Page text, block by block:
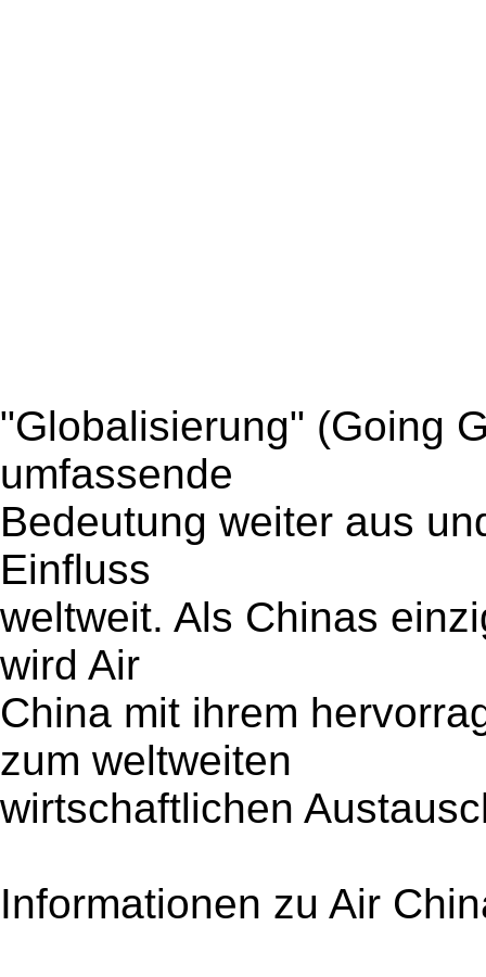
"Globalisierung" (Going
umfassende
Bedeutung weiter aus
Einfluss
weltweit. Als Chinas
wird Air
China mit ihrem
zum weltweiten
wirtschaftlichen
Informationen zu Air